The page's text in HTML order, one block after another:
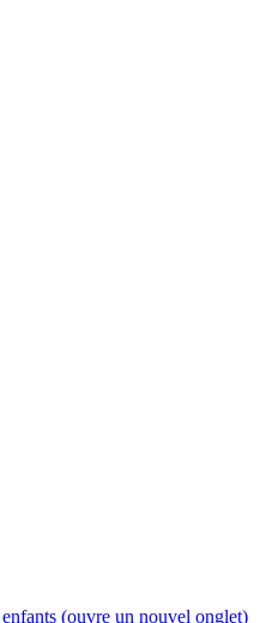
(ouvre un nouvel onglet)